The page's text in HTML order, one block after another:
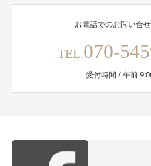
お電話でのお問い合
TEL.070-
受付時間 / 午前